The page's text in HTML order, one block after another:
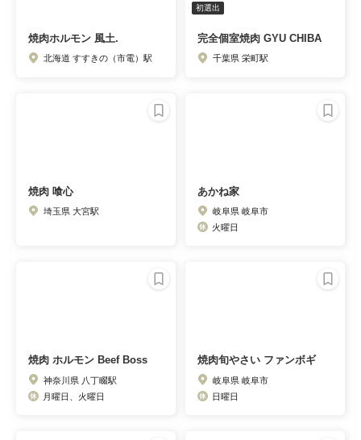
焼肉ホルモン 風土.
北海道 すすきの（市電）駅
初選出
完全個室焼肉 GYU CHIBA
千葉県 栄町駅
焼肉 喰心
埼玉県 大宮駅
あかね家
岐阜県 岐阜市
火曜日
焼肉 ホルモン Beef Boss
神奈川県 八丁畷駅
月曜日、火曜日
焼肉旬やさい ファンボギ
岐阜県 岐阜市
日曜日